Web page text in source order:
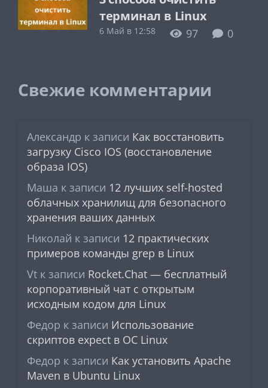
терминал в Linux
6 Май в 12:58 97 0
Свежие комментарии
Александр к записи Как восстановить
загрузку Cisco IOS (восстановление
образа IOS)
Маша к записи 12 лучших self-hosted
облачных хранилищ для безопасного
хранения ваших данных
Николай к записи 12 практических
примеров команды grep в Linux
Vt к записи Rocket.Chat — бесплатный
корпоративный чат с открытым
исходным кодом для Linux
Федор к записи Использование
скриптов expect в ОС Linux
Федор к записи Как установить Apache
Maven в Ubuntu Linux